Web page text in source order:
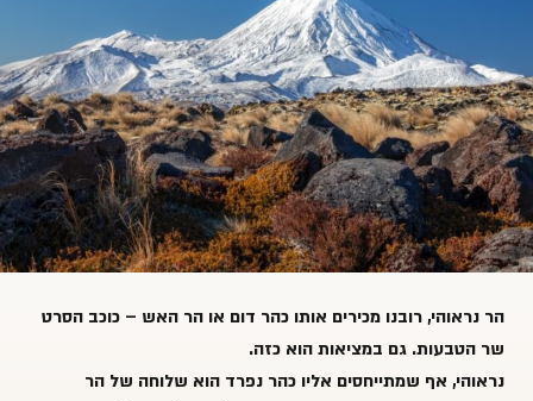
הר נראוהי, רובנו מכירים אותו כהר דום או הר האש – כוכב הסרט
שר הטבעות. גם במציאות הוא כזה.
נראוהי, אף שמתייחסים אליו כהר נפרד הוא שלוחה שלהר